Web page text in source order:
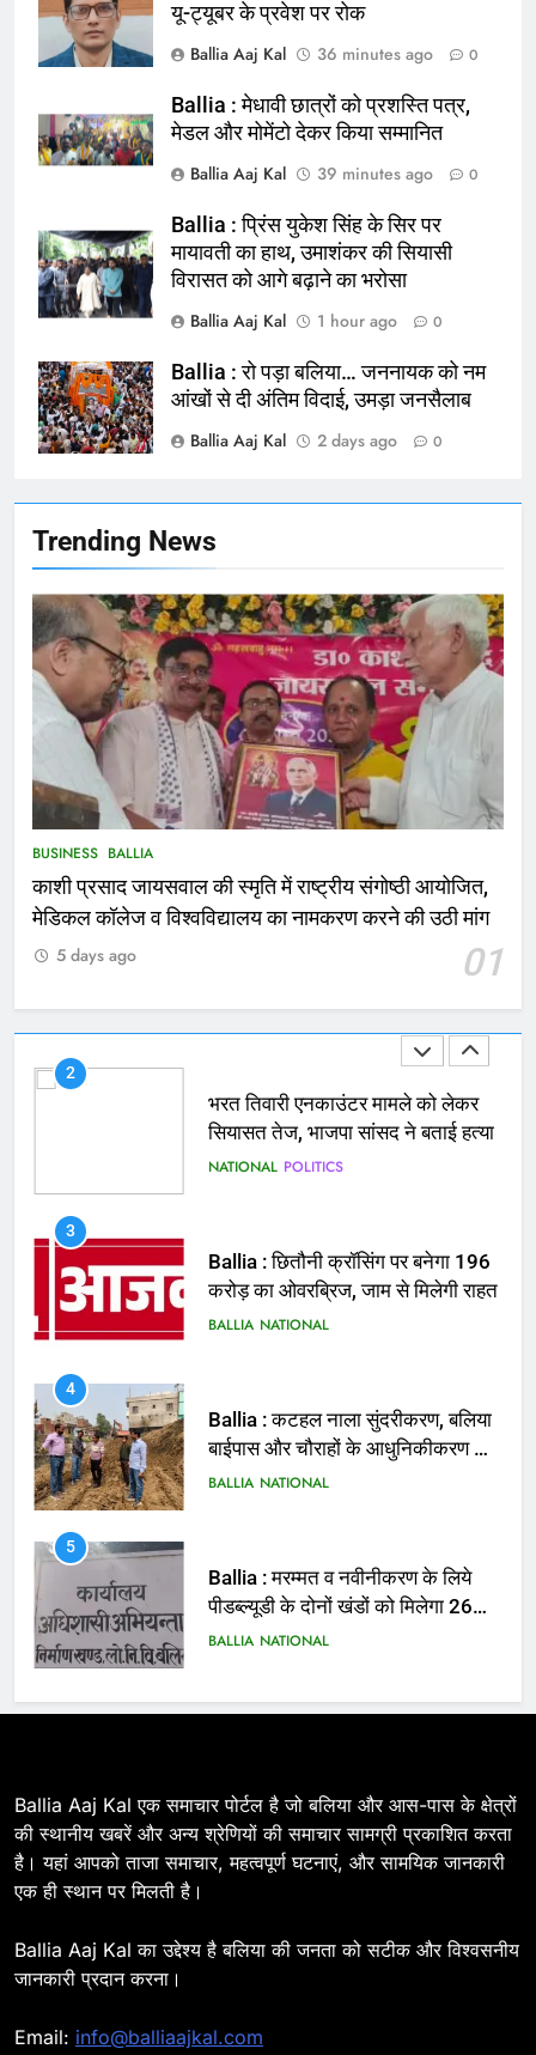
Trending News
BUSINESS BALLIA
काशी प्रसाद जायसवाल की स्मृति में राष्ट्रीय संगोष्ठी आयोजित,
मेडिकल कॉलेज व विश्वविद्यालय का नामकरण करने की उठी मांग
01
5 days ago
164
चिकित्सक, किया प्रदर्शन
NATIONAL बलिया
165
166
Ballia : कर्ज के बोझ तले दबे कारोबारी ने
फांसी लगाकर दी जान
NATIONAL बलिया
167
Ballia : थैंक्यू बलिया पुलिस: पीड़िता को
मिले 1.38 लाख रूपये
1
बचाने के लिए छात्रों ने लगाई छलांग, कई
2
भरत तिवारी एनकाउंटर मामले को लेकर
सियासत तेज, भाजपा सांसद ने बताई हत्या
NATIONAL POLITICS
3
Ballia : छितौनी क्रॉसिंग पर बनेगा 196
करोड़ का ओवरब्रिज, जाम से मिलेगी राहत
BALLIA NATIONAL
4
Ballia : कटहल नाला सुंदरीकरण, बलिया
बाईपास और चौराहों के आधुनिकीकरण की
BALLIA NATIONAL
5
Ballia : मरम्मत व नवीनीकरण के लिये
पीडब्ल्यूडी के दोनों खंडों को मिलेगा 26
BALLIA NATIONAL
6
BALLIA NATIONAL
7
BALLIA NATIONAL
Ballia : दिल्ली ब्लास्ट के बाद बलिया में
यू-ट्यूबर के प्रवेश पर रोक
Ballia Aaj Kal
36 minutes ago 0
Ballia : मेधावी छात्रों को प्रशस्ति पत्र,
मेडल और मोमेंटो देकर किया सम्मानित
Ballia Aaj Kal
39 minutes ago 0
Ballia : प्रिंस युकेश सिंह के सिर पर
मायावती का हाथ, उमाशंकर की सियासी
विरासत को आगे बढ़ाने का भरोसा
Ballia Aaj Kal
1 hour ago 0
Ballia : रो पड़ा बलिया… जननायक को नम
आंखों से दी अंतिम विदाई, उमड़ा जनसैलाब
Ballia Aaj Kal
2 days ago 0
Ballia Aaj Kal एक समाचार पोर्टल है जो बलिया और आस-पास के क्षेत्रों
की स्थानीय खबरें और अन्य श्रेणियों की समाचार सामग्री प्रकाशित करता
है। यहां आपको ताजा समाचार, महत्वपूर्ण घटनाएं, और सामयिक जानकारी
एक ही स्थान पर मिलती है।
Ballia Aaj Kal का उद्देश्य है बलिया की जनता को सटीक और विश्वसनीय
जानकारी प्रदान करना।
Email: info@balliaajkal.com